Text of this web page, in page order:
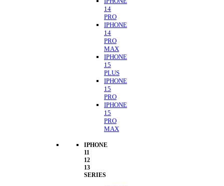
14
PRO
IPHONE
14
PRO
MAX
IPHONE
15
PLUS
IPHONE
15
PRO
IPHONE
15
PRO
MAX
IPHONE
11
12
13
SERIES